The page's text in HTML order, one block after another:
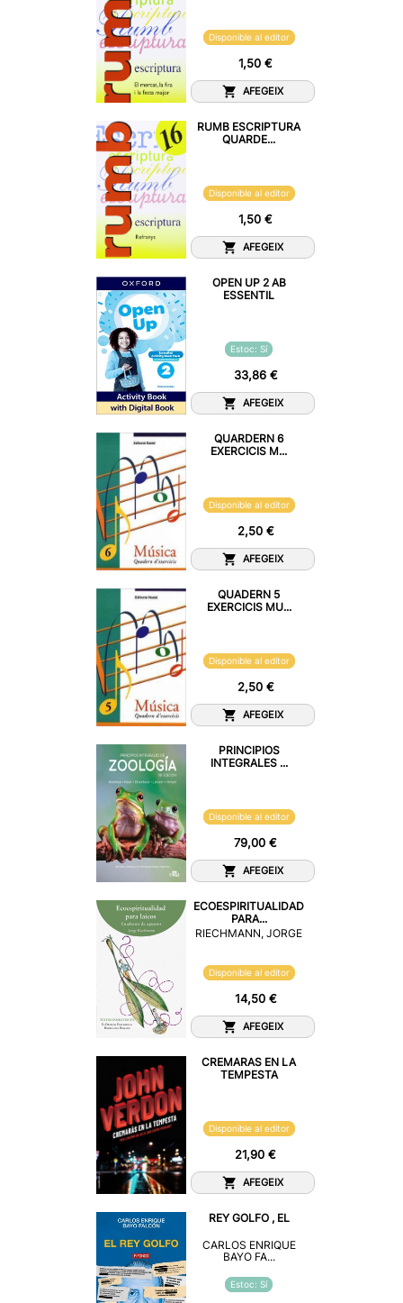
Disponible al editor
1,50 €
AFEGEIX
RUMB ESCRIPTURA
QUARDE...
Disponible al editor
1,50 €
AFEGEIX
OPEN UP 2 AB
ESSENTIL
Estoc: Sí
33,86 €
AFEGEIX
QUARDERN 6
EXERCICIS M...
Disponible al editor
2,50 €
AFEGEIX
QUADERN 5
EXERCICIS MU...
Disponible al editor
2,50 €
AFEGEIX
PRINCIPIOS
INTEGRALES ...
Disponible al editor
79,00 €
AFEGEIX
ECOESPIRITUALIDAD
PARA...
RIECHMANN, JORGE
Disponible al editor
14,50 €
AFEGEIX
CREMARAS EN LA
TEMPESTA
Disponible al editor
21,90 €
AFEGEIX
REY GOLFO , EL
CARLOS ENRIQUE
BAYO FA...
Estoc: Sí